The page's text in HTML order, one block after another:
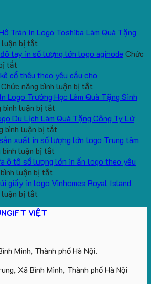
Trán In Logo Toshiba Làm Quà Tặng
luận bị tắt
Băng
Mồ
Hô
Trán
In
Logo
Toshiba
Làm
Quà
Tặng
tay in số lượng lớn logo aginode Chức
tắt
Cung
cấp
băng
đô
tay
in
số
lượng
lớn
logo
aginode
cổ thêu theo yêu cầu cho
Chức năng bình luận bị tắt
Quà
gối
kê
thêu
yêu
Logo Trường Học Làm Quà Tặng Sinh
bình luận bị tắt
Gấu
Bông
Mini
Logo
Học
Du Lịch Làm Quà Tặng Công Ty Lữ
bình luận bị tắt
Gối
U
Logo
Công
Ty
Lữ
xuất in số lượng lớn logo Trung tâm
bình luận bị tắt
Mẫu
koala
lớn
logo
Trung
ô tô số lượng lớn in ấn logo theo yêu
luận bị tắt
Đặt
số
lượng
lớn
giấy in logo Vinhomes Royal Island
luận bị tắt
bông
giấy
in
logo
VIỆT
Minh, Thành phố Hà Nội.
Xã Bình Minh, Thành phố Hà Nội